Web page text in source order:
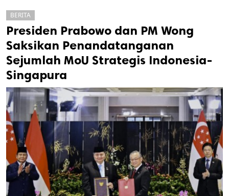
cipta.
BERITA
Presiden Prabowo dan PM Wong
Saksikan Penandatanganan
Sejumlah MoU Strategis Indonesia-
Singapura